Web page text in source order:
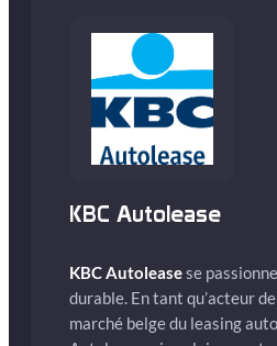
KBC Autolease
KBC Autoleasese
durable. En tant qu’acteur
marché belge du leasing